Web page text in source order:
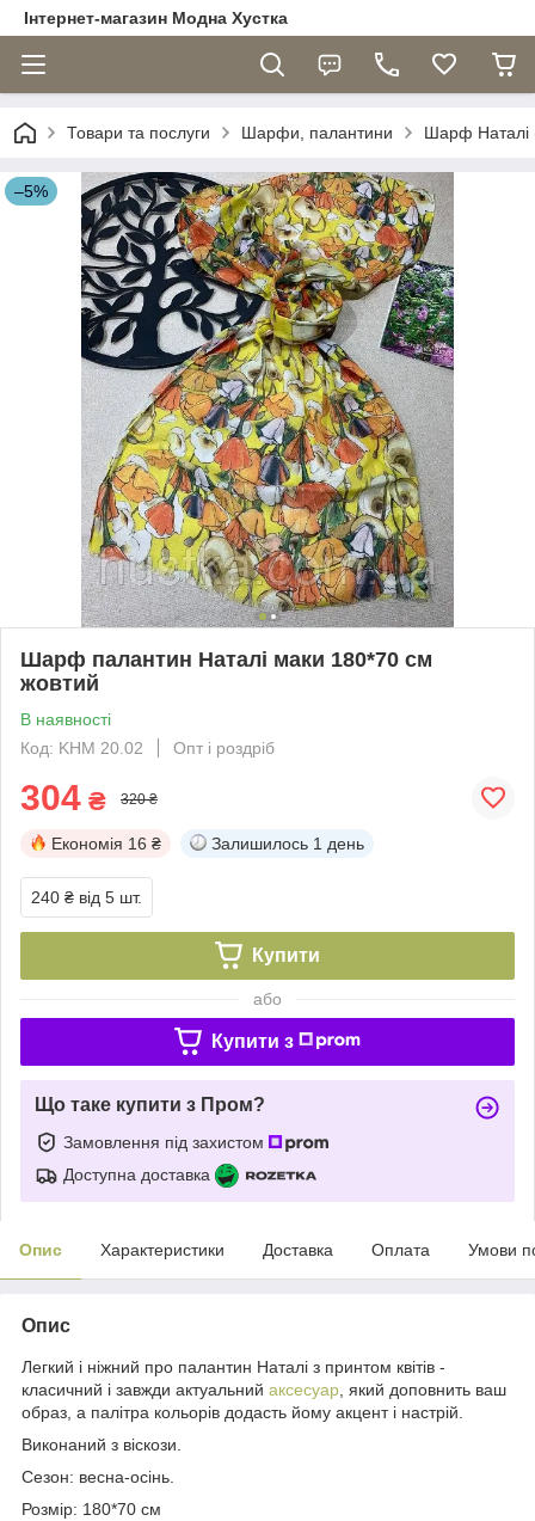
Інтернет-магазин Модна Хустка
Товари та послуги Шарфи, палантини Шарф Наталі
–5%
Шарф палантин Наталі маки 180*70 см
жовтий
В наявності
Код: KHM 20.02
Опт і роздріб
304 ₴ 320 ₴
Економія 16 ₴ Залишилось 1 день
240 ₴ від 5 шт.
Купити
або
Купити з
Що таке купити з Пром?
Замовлення під захистом
Доступна доставка
Опис Характеристики Доставка Оплата Умови
Опис
Легкий і ніжний про палантин Наталі з принтом квітів -
класичний і завжди актуальний аксесуар , який доповнить ваш
образ, а палітра кольорів додасть йому акцент і настрій.
Виконаний з віскози.
Сезон: весна-осінь.
Розмір: 180*70 см